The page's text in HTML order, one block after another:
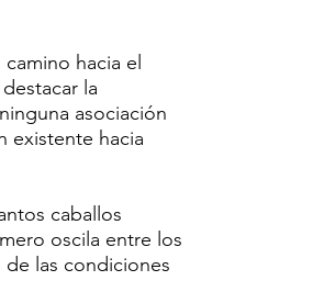
hacia el
la
asociación
existente hacia
caballos
oscila entre los
de las condiciones